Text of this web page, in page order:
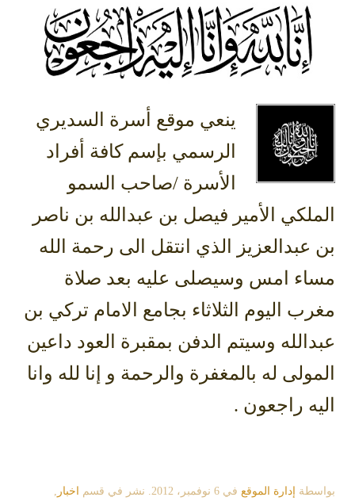
ينعي موقع أسرة السديري
الرسمي بإسم كافة أفراد
الأسرة /صاحب السمو
الملكي الأمير فيصل بن عبدالله بن ناصر
بن عبدالعزيز الذي انتقل الى رحمة الله
مساء امس وسيصلى عليه بعد صلاة
مغرب اليوم الثلاثاء بجامع الامام تركي بن
عبدالله وسيتم الدفن بمقبرة العود داعين
المولى له بالمغفرة والرحمة و إنا لله وانا
اليه راجعون .
بواسطة إدارة الموقع في 6 نوفمبر، 2012 . نشر في قسم اخبار